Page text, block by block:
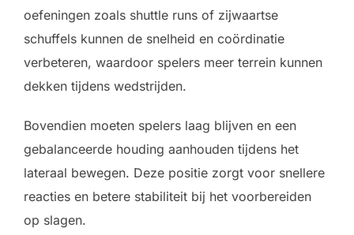
oefeningen zoals shuttle runs of zijwaartse
schuffels kunnen de snelheid en coördinatie
verbeteren, waardoor spelers meer terrein kunnen
dekken tijdens wedstrijden.
Bovendien moeten spelers laag blijven en een
gebalanceerde houding aanhouden tijdens het
lateraal bewegen. Deze positie zorgt voor snellere
reacties en betere stabiliteit bij het voorbereiden
op slagen.